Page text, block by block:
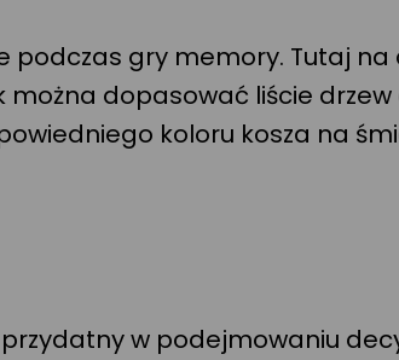
podczas gry memory. Tutaj
dopasować liście
koloru kosza na
w podejmowaniu